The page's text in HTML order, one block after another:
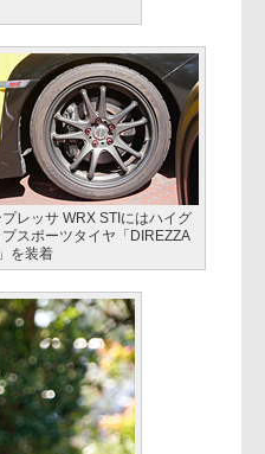
プレッサ WRX STIにはハイグ
プスポーツタイヤ「DIREZZA
を装着